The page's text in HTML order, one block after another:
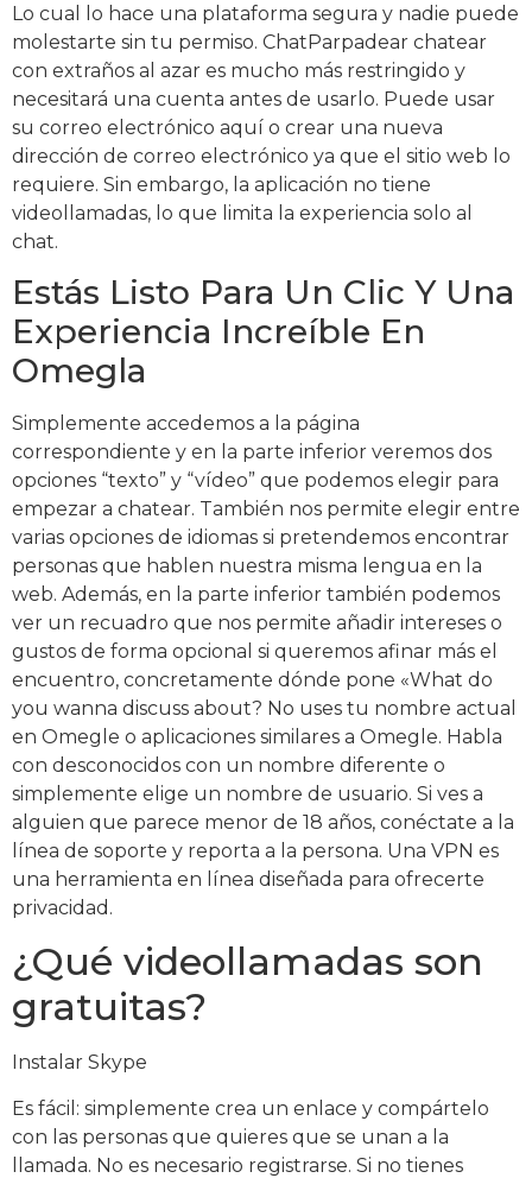
Lo cual lo hace una plataforma segura y nadie puede
molestarte sin tu permiso. ChatParpadear chatear
con extraños al azar es mucho más restringido y
necesitará una cuenta antes de usarlo. Puede usar
su correo electrónico aquí o crear una nueva
dirección de correo electrónico ya que el sitio web lo
requiere. Sin embargo, la aplicación no tiene
videollamadas, lo que limita la experiencia solo al
chat.
Estás Listo Para Un Clic Y Una
Experiencia Increíble En
Omegla
Simplemente accedemos a la página
correspondiente y en la parte inferior veremos dos
opciones “texto” y “vídeo” que podemos elegir para
empezar a chatear. También nos permite elegir entre
varias opciones de idiomas si pretendemos encontrar
personas que hablen nuestra misma lengua en la
web. Además, en la parte inferior también podemos
ver un recuadro que nos permite añadir intereses o
gustos de forma opcional si queremos afinar más el
encuentro, concretamente dónde pone «What do
you wanna discuss about? No uses tu nombre actual
en Omegle o aplicaciones similares a Omegle. Habla
con desconocidos con un nombre diferente o
simplemente elige un nombre de usuario. Si ves a
alguien que parece menor de 18 años, conéctate a la
línea de soporte y reporta a la persona. Una VPN es
una herramienta en línea diseñada para ofrecerte
privacidad.
¿Qué videollamadas son
gratuitas?
Instalar Skype
Es fácil: simplemente crea un enlace y compártelo
con las personas que quieres que se unan a la
llamada. No es necesario registrarse. Si no tienes